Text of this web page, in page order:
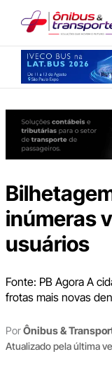
conteúdo
inúmeras
usuários
Fonte: PB Agora A
frotas mais novas
PorÔnibus &
Atualizado pela última